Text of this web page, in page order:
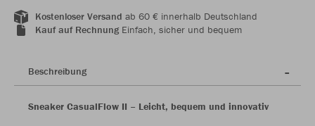
Kostenloser Versand ab 60 € innerhalb Deutschland
Kauf auf RechnungEinfach, sicher und bequem
Beschreibung
Sneaker CasualFlow II – Leicht, bequem und innovativ